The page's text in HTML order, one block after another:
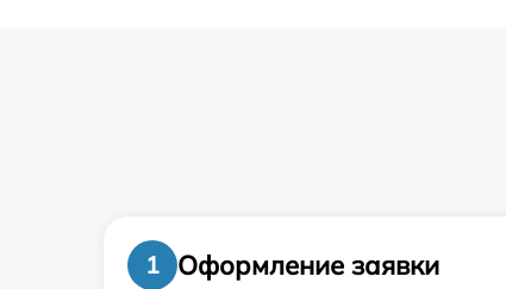
1
Оформление заявки